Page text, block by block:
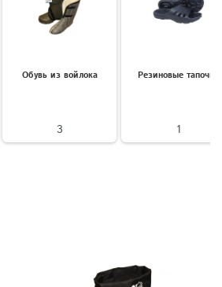
Обувь из войлока
3
Резиновые тапочки
1